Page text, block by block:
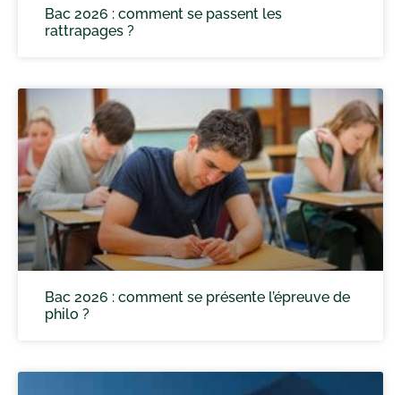
Bac 2026 : comment se passent les
rattrapages ?
Bac 2026 : comment se présente l’épreuve de
philo ?